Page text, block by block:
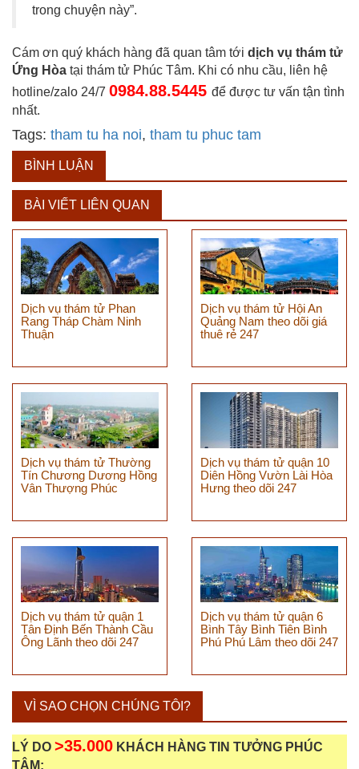
trong chuyện này”.
Cám ơn quý khách hàng đã quan tâm tới dịch vụ thám tử
Ứng Hòa tại thám tử Phúc Tâm. Khi có nhu cầu, liên hệ
hotline/zalo 24/7 0984.88.5445 để được tư vấn tận tình
nhất.
Tags: tham tu ha noi, tham tu phuc tam
BÌNH LUẬN
BÀI VIẾT LIÊN QUAN
Dịch vụ thám tử Phan
Rang Tháp Chàm Ninh
Thuận
Dịch vụ thám tử Hội An
Quảng Nam theo dõi giá
thuê rẻ 247
Dịch vụ thám tử Thường
Tín Chương Dương Hồng
Vân Thượng Phúc
Dịch vụ thám tử quận 10
Diên Hồng Vườn Lài Hòa
Hưng theo dõi 247
Dịch vụ thám tử quận 1
Tân Định Bến Thành Cầu
Ông Lãnh theo dõi 247
Dịch vụ thám tử quận 6
Bình Tây Bình Tiên Bình
Phú Phú Lâm theo dõi 247
VÌ SAO CHỌN CHÚNG TÔI?
LÝ DO >35.000 KHÁCH HÀNG TIN TƯỞNG PHÚC
TÂM: